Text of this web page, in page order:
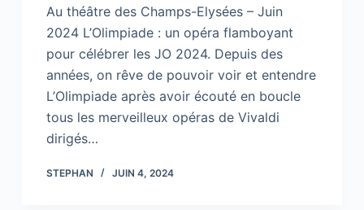
Au théâtre des Champs-Elysées – Juin
2024 L’Olimpiade : un opéra flamboyant
pour célébrer les JO 2024. Depuis des
années, on rêve de pouvoir voir et entendre
L’Olimpiade après avoir écouté en boucle
tous les merveilleux opéras de Vivaldi
dirigés…
STEPHAN JUIN 4, 2024